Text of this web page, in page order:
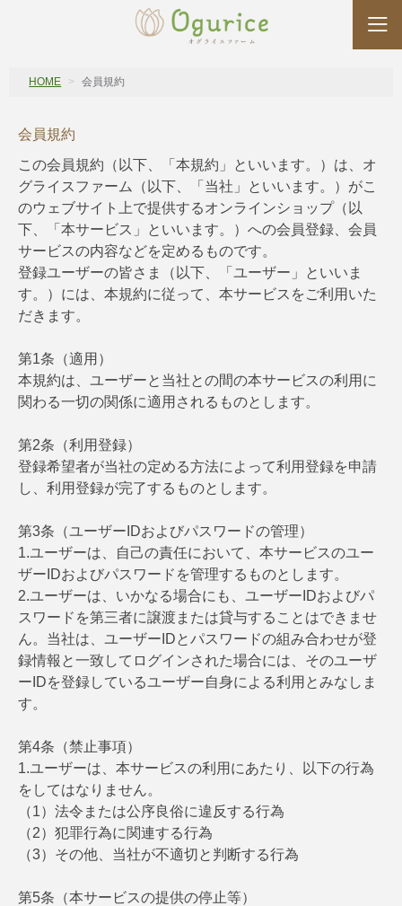
HOME 会員規約
会員規約
この会員規約（以下、「本規約」といいます。）は、オ
グライスファーム（以下、「当社」といいます。）がこ
のウェブサイト上で提供するオンラインショップ（以
下、「本サービス」といいます。）への会員登録、会員
サービスの内容などを定めるものです。
登録ユーザーの皆さま（以下、「ユーザー」といいま
す。）には、本規約に従って、本サービスをご利用いた
だきます。
第1条（適用）
本規約は、ユーザーと当社との間の本サービスの利用に
関わる一切の関係に適用されるものとします。
第2条（利用登録）
登録希望者が当社の定める方法によって利用登録を申請
し、利用登録が完了するものとします。
第3条（ユーザーIDおよびパスワードの管理）
1.ユーザーは、自己の責任において、本サービスのユー
ザーIDおよびパスワードを管理するものとします。
2.ユーザーは、いかなる場合にも、ユーザーIDおよびパ
スワードを第三者に譲渡または貸与することはできませ
ん。当社は、ユーザーIDとパスワードの組み合わせが登
録情報と一致してログインされた場合には、そのユーザ
ーIDを登録しているユーザー自身による利用とみなしま
す。
第4条（禁止事項）
1.ユーザーは、本サービスの利用にあたり、以下の行為
をしてはなりません。
（1）法令または公序良俗に違反する行為
（2）犯罪行為に関連する行為
（3）その他、当社が不適切と判断する行為
第5条（本サービスの提供の停止等）